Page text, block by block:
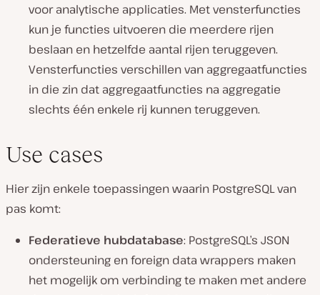
voor analytische applicaties. Met vensterfuncties
kun je functies uitvoeren die meerdere rijen
beslaan en hetzelfde aantal rijen teruggeven.
Vensterfuncties verschillen van aggregaatfuncties
in die zin dat aggregaatfuncties na aggregatie
slechts één enkele rij kunnen teruggeven.
Use cases
Hier zijn enkele toepassingen waarin PostgreSQL van
pas komt:
Federatieve hubdatabase: PostgreSQL’s JSON
ondersteuning en foreign data wrappers maken
het mogelijk om verbinding te maken met andere